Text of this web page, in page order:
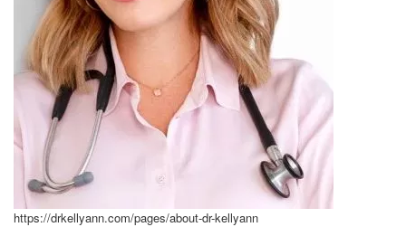
https://drkellyann.com/pages/about-dr-kellyann